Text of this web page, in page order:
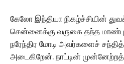
கேலோ இந்தியா நிகழ்ச்சியின்
சென்னைக்கு வருகை தந்த
நரேந்திர மோடி அவர்களைச்
அடைகிறேன். நாட்டின்